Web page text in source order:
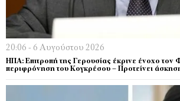
20:06 - 6 Αυγούστου 2026
ΗΠΑ: Επιτροπή της Γερουσίας έκρινε ένοχο τον
περιφρόνηση του Κογκρέσου – Προτείνει